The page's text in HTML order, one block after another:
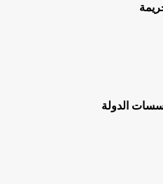
الدولة